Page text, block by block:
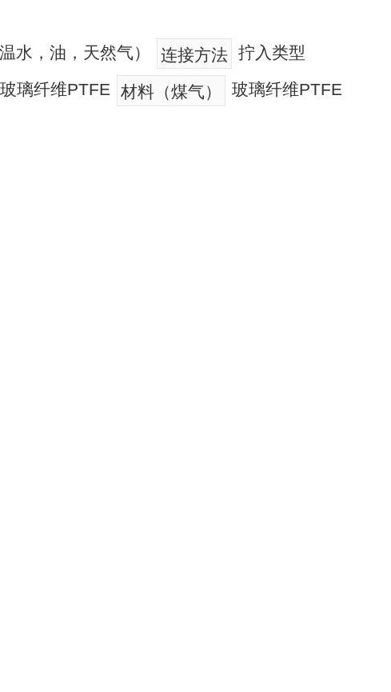
水，油，天然气） 连接方法 拧入类型
玻璃纤维PTFE 材料（煤气） 玻璃纤维PTFE